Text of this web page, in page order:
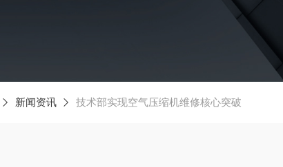
新闻资讯 技术部实现空气压缩机维修核心突破